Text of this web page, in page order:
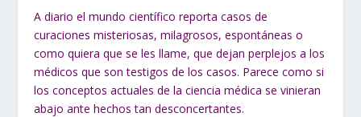
A diario el mundo científico reporta casos de
curaciones misteriosas, milagrosos, espontáneas o
como quiera que se les llame, que dejan perplejos a los
médicos que son testigos de los casos. Parece como si
los conceptos actuales de la ciencia médica se vinieran
abajo ante hechos tan desconcertantes.